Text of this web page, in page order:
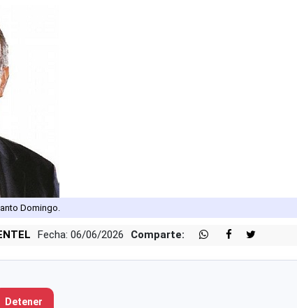
Domingo.
Fecha: 06/06/2026 Comparte:
Detener